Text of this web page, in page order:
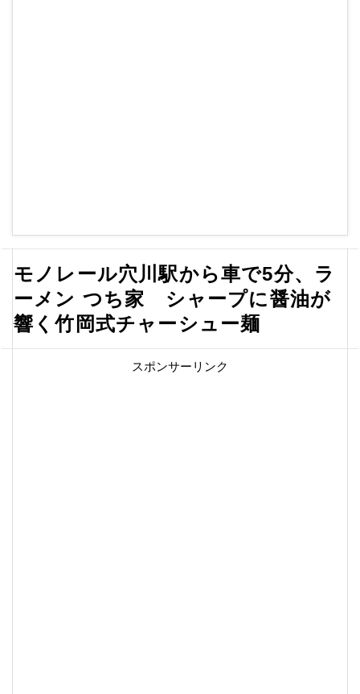
モノレール穴川駅から車で5分、ラ
ーメン つち家 シャープに醤油が
響く竹岡式チャーシュー麺
スポンサーリンク